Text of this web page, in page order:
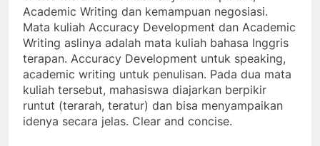
Academic Writing dan kemampuan negosiasi.
Mata kuliah Accuracy Development dan Academic
Writing aslinya adalah mata kuliah bahasa Inggris
terapan. Accuracy Development untuk speaking,
academic writing untuk penulisan. Pada dua mata
kuliah tersebut, mahasiswa diajarkan berpikir
runtut (terarah, teratur) dan bisa menyampaikan
idenya secara jelas. Clear and concise.